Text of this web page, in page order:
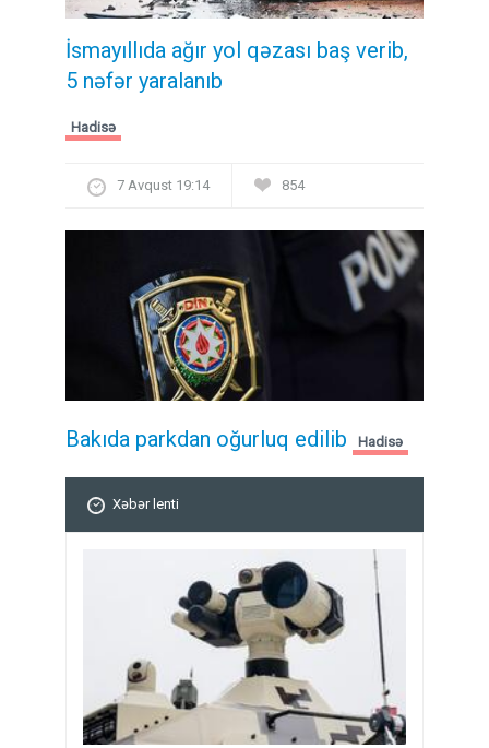
İsmayıllıda ağır yol qəzası baş verib,
5 nəfər yaralanıb
Hadisə
7 Avqust 19:14 854
Bakıda parkdan oğurluq edilib Hadisə
Xəbər lenti